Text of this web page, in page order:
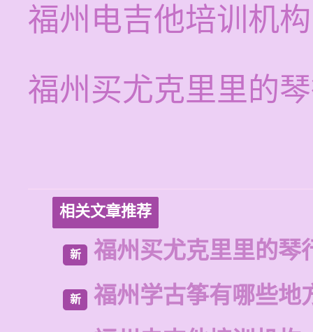
福州电吉他培训机构
福州买尤克里里的
相关文章推荐
新 福州买尤克里里的琴
新
福州学古筝有哪些地